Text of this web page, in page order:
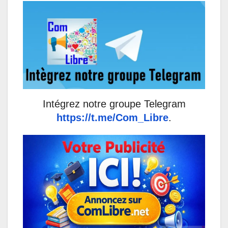
Intégrez notre groupe Telegram
https://t.me/Com_Libre.